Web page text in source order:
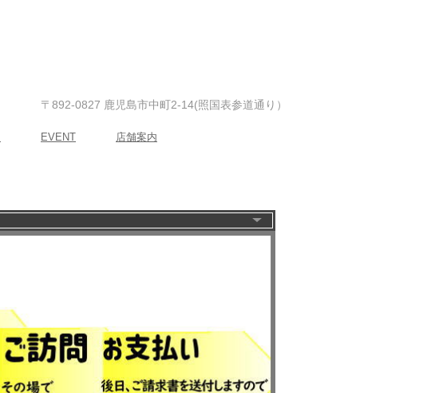
〒892-0827 鹿児島市中町2-14(照国表参道通り）
EVENT 店舗案内